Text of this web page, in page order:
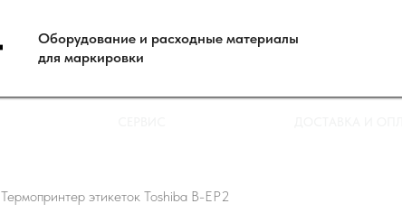
Оборудование и расходные материалы
для маркировки
Термопринтер этикеток Toshiba B-EP2